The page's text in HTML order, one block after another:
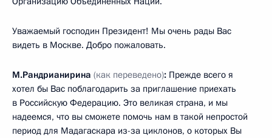
Уважаемый господин Президент! Мы очень рады Вас
видеть в Москве. Добро пожаловать.
М.Рандрианирина (как переведено): Прежде всего я
хотел бы Вас поблагодарить за приглашение приехать
в Российскую Федерацию. Это великая страна, и мы
надеемся, что вы сможете помочь нам в такой непростой
период для Мадагаскара из-за циклонов, о которых Вы